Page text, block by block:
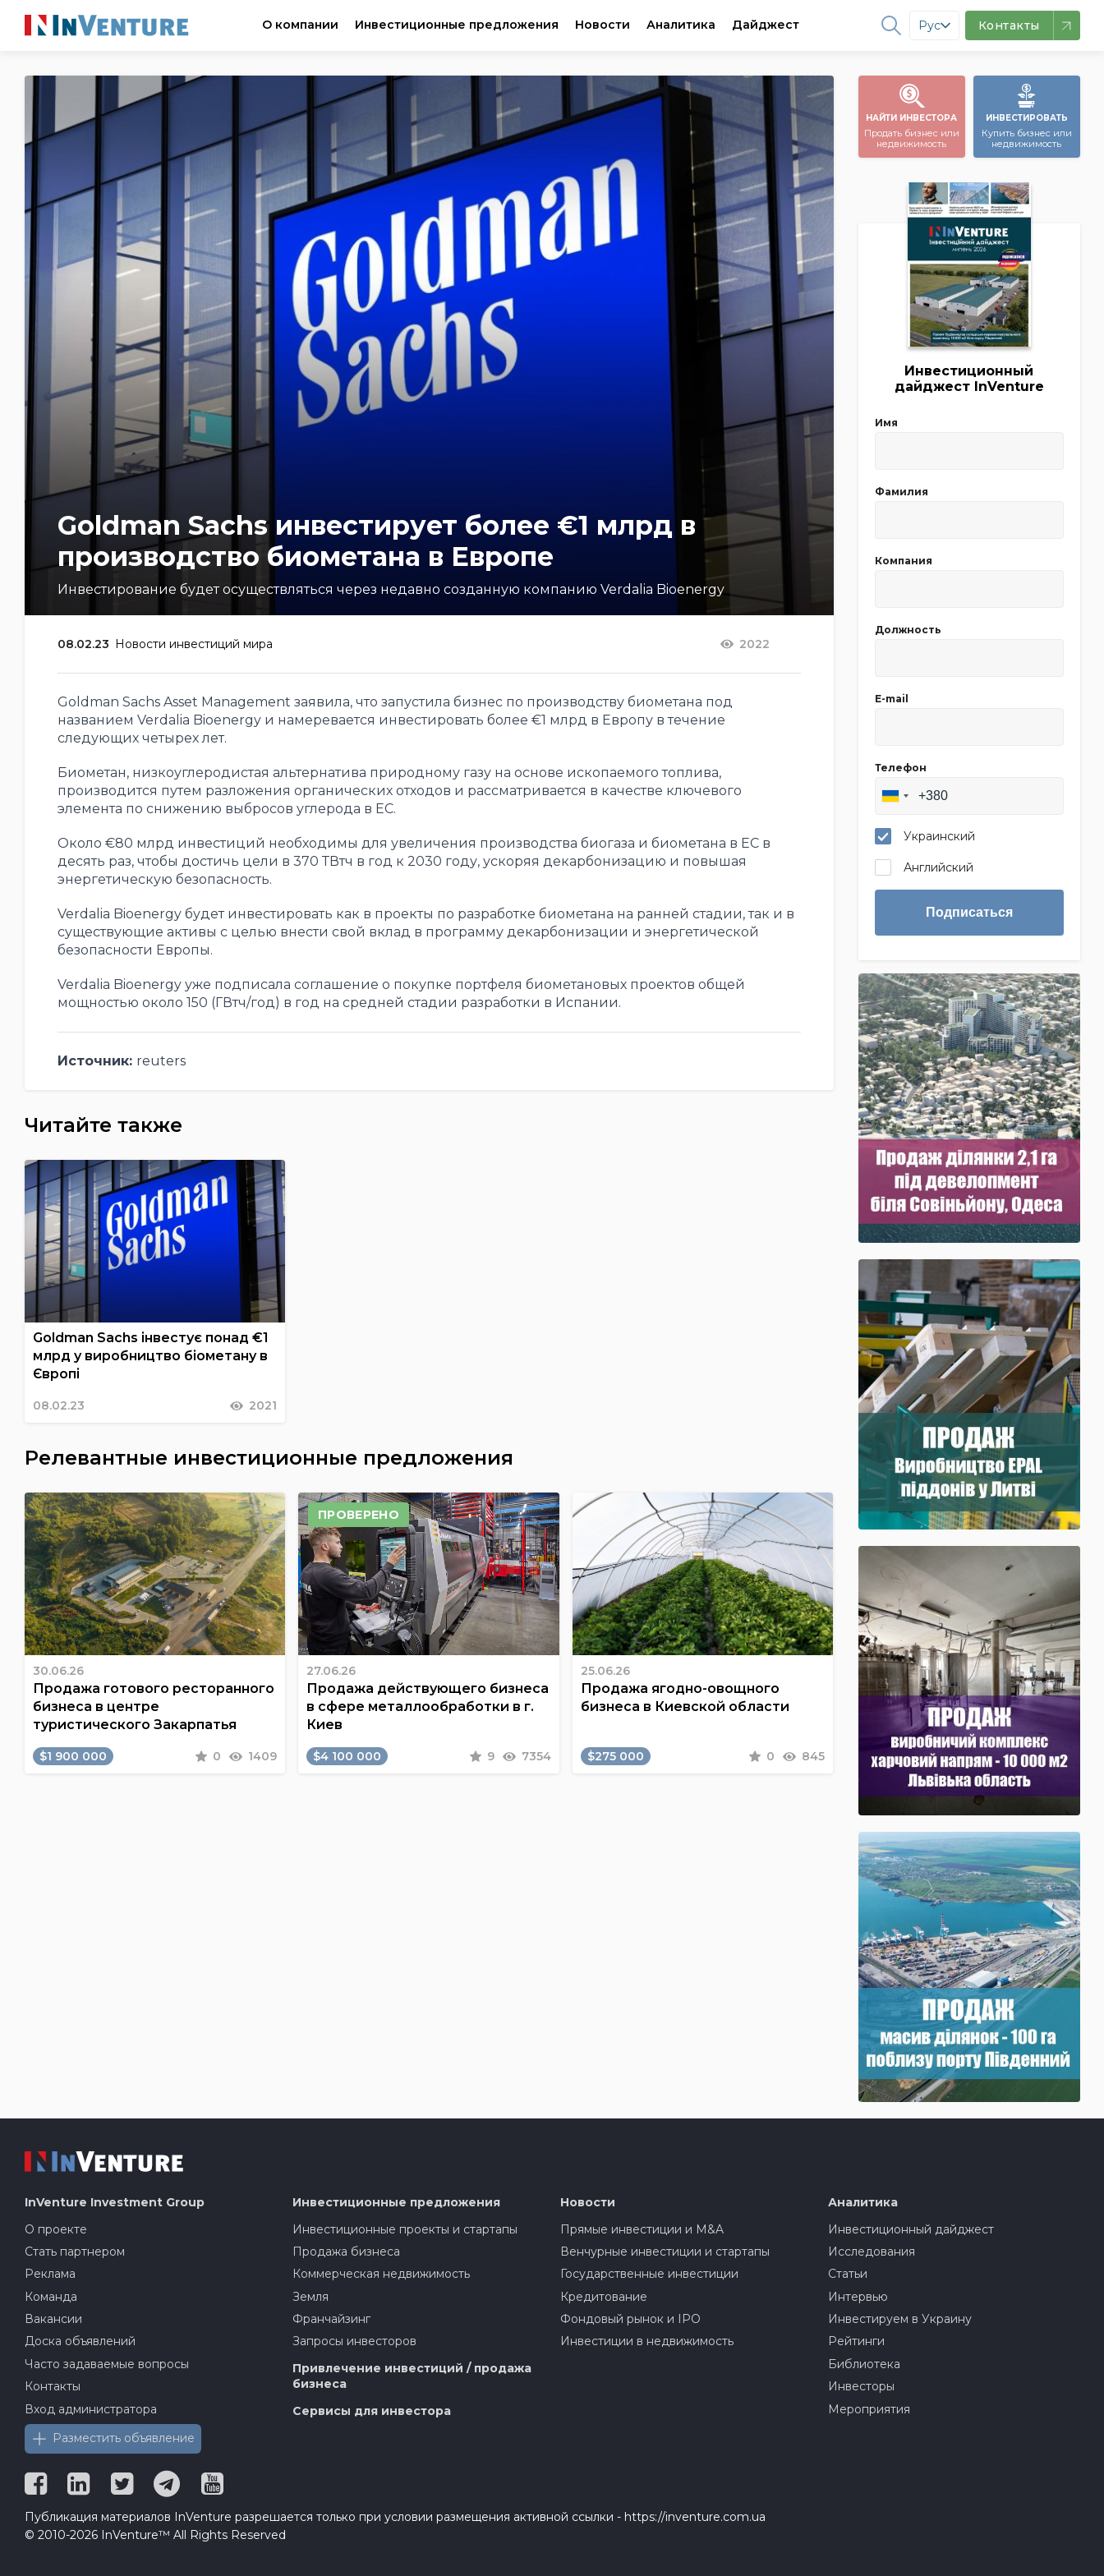
О компании Инвестиционные предложения Новости Аналитика Дайджест Рус Контакты
Goldman Sachs инвестирует более €1 млрд в
производство биометана в Европе
Инвестирование будет осуществляться через недавно созданную компанию Verdalia Bioenergy
08.02.23 Новости инвестиций мира 2022
Goldman Sachs Asset Management заявила, что запустила бизнес по производству биометана под
названием Verdalia Bioenergy и намеревается инвестировать более €1 млрд в Европу в течение
следующих четырех лет.
Биометан, низкоуглеродистая альтернатива природному газу на основе ископаемого топлива,
производится путем разложения органических отходов и рассматривается в качестве ключевого
элемента по снижению выбросов углерода в ЕС.
Около €80 млрд инвестиций необходимы для увеличения производства биогаза и биометана в ЕС в
десять раз, чтобы достичь цели в 370 ТВтч в год к 2030 году, ускоряя декарбонизацию и повышая
энергетическую безопасность.
Verdalia Bioenergy будет инвестировать как в проекты по разработке биометана на ранней стадии, так и в
существующие активы с целью внести свой вклад в программу декарбонизации и энергетической
безопасности Европы.
Verdalia Bioenergy уже подписала соглашение о покупке портфеля биометановых проектов общей
мощностью около 150 (ГВтч/год) в год на средней стадии разработки в Испании.
Источник: reuters
Читайте также
Goldman Sachs інвестує понад €1
млрд у виробництво біометану в
Європі
08.02.23 2021
Релевантные инвестиционные предложения
30.06.26
Продажа готового ресторанного
бизнеса в центре
туристического Закарпатья
$1 900 000 0 1409
ПРОВЕРЕНО
27.06.26
Продажа действующего бизнеса
в сфере металлообработки в г.
Киев
$4 100 000 9 7354
25.06.26
Продажа ягодно-овощного
бизнеса в Киевской области
$275 000 0 845
НАЙТИ ИНВЕСТОРА
Продать бизнес или
недвижимость
ИНВЕСТИРОВАТЬ
Купить бизнес или
недвижимость
Инвестиционный
дайджест InVenture
Имя
Фамилия
Компания
Должность
E-mail
Телефон
Украинский
Английский
Подписаться
InVenture Investment Group
О проекте
Стать партнером
Реклама
Команда
Вакансии
Доска объявлений
Часто задаваемые вопросы
Контакты
Вход администратора
Разместить объявление
Инвестиционные предложения
Инвестиционные проекты и стартапы
Продажа бизнеса
Коммерческая недвижимость
Земля
Франчайзинг
Запросы инвесторов
Привлечение инвестиций / продажа
бизнеса
Сервисы для инвестора
Новости
Прямые инвестиции и M&A
Венчурные инвестиции и стартапы
Государственные инвестиции
Кредитование
Фондовый рынок и IPO
Инвестиции в недвижимость
Аналитика
Инвестиционный дайджест
Исследования
Статьи
Интервью
Инвестируем в Украину
Рейтинги
Библиотека
Инвесторы
Мероприятия
Публикация материалов InVenture разрешается только при условии размещения активной ссылки - https://inventure.com.ua
© 2010-2026 InVenture™ All Rights Reserved